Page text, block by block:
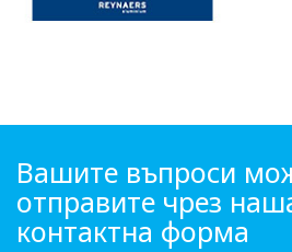
Вашите въпроси
отправите чрез
контактна форма